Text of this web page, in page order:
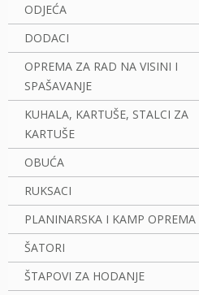
ODJEĆA
DODACI
OPREMA ZA RAD NA VISINI I
SPAŠAVANJE
KUHALA, KARTUŠE, STALCI ZA
KARTUŠE
OBUĆA
RUKSACI
PLANINARSKA I KAMP OPREMA
ŠATORI
ŠTAPOVI ZA HODANJE